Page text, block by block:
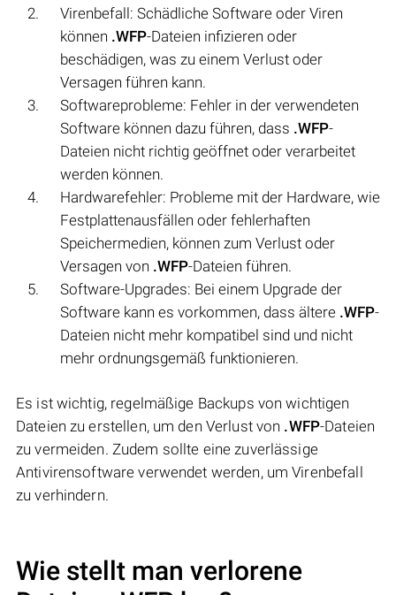
Virenbefall: Schädliche Software oder Viren
können .WFP-Dateien infizieren oder
beschädigen, was zu einem Verlust oder
Versagen führen kann.
Softwareprobleme: Fehler in der verwendeten
Software können dazu führen, dass .WFP-
Dateien nicht richtig geöffnet oder verarbeitet
werden können.
Hardwarefehler: Probleme mit der Hardware, wie
Festplattenausfällen oder fehlerhaften
Speichermedien, können zum Verlust oder
Versagen von .WFP-Dateien führen.
Software-Upgrades: Bei einem Upgrade der
Software kann es vorkommen, dass ältere .WFP-
Dateien nicht mehr kompatibel sind und nicht
mehr ordnungsgemäß funktionieren.
Es ist wichtig, regelmäßige Backups von wichtigen
Dateien zu erstellen, um den Verlust von .WFP-Dateien
zu vermeiden. Zudem sollte eine zuverlässige
Antivirensoftware verwendet werden, um Virenbefall
zu verhindern.
Wie stellt man verlorene